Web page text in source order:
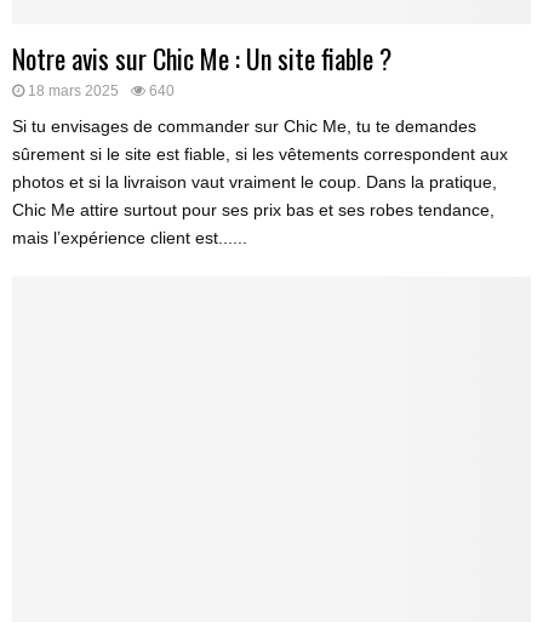
Notre avis sur Chic Me : Un site fiable ?
18 mars 2025 640
Si tu envisages de commander sur Chic Me, tu te demandes
sûrement si le site est fiable, si les vêtements correspondent aux
photos et si la livraison vaut vraiment le coup. Dans la pratique,
Chic Me attire surtout pour ses prix bas et ses robes tendance,
mais l’expérience client est......